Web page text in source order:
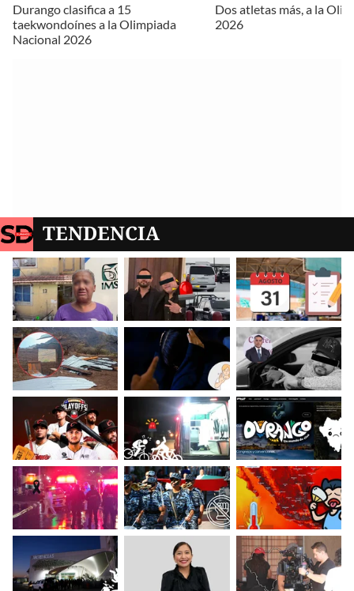
Durango clasifica a 15
taekwondoínes a la Olimpiada
Nacional 2026
Dos atletas más, a la
2026
TENDENCIA